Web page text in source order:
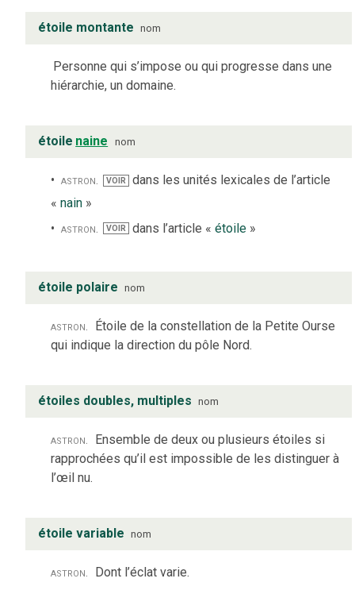
étoile montante nom
Personne qui s’impose ou qui progresse dans une
hiérarchie, un domaine.
étoile naine nom
astron. VOIR dans les unités lexicales de l’article
« nain »
astron.
VOIR dans l’article « étoile»
étoile polaire nom
astron.
Étoile de la constellation de la Petite Ourse
qui indique la direction du pôle Nord.
étoiles doubles, multiples nom
astron.
Ensemble de deux ou plusieurs étoiles si
rapprochées qu’il est impossible de les distinguer à
l’œil nu.
étoile variable nom
astron. Dont l’éclat varie.